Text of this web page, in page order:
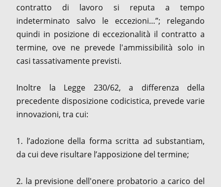
contratto di lavoro si reputa a tempo
indeterminato salvo le eccezioni…”; relegando
quindi in posizione di eccezionalità il contratto a
termine, ove ne prevede l'ammissibilità solo in
casi tassativamente previsti.
Inoltre la Legge 230/62, a differenza della
precedente disposizione codicistica, prevede varie
innovazioni, tra cui:
1. l’adozione della forma scritta ad substantiam,
da cui deve risultare l’apposizione del termine;
2. la previsione dell'onere probatorio a carico del